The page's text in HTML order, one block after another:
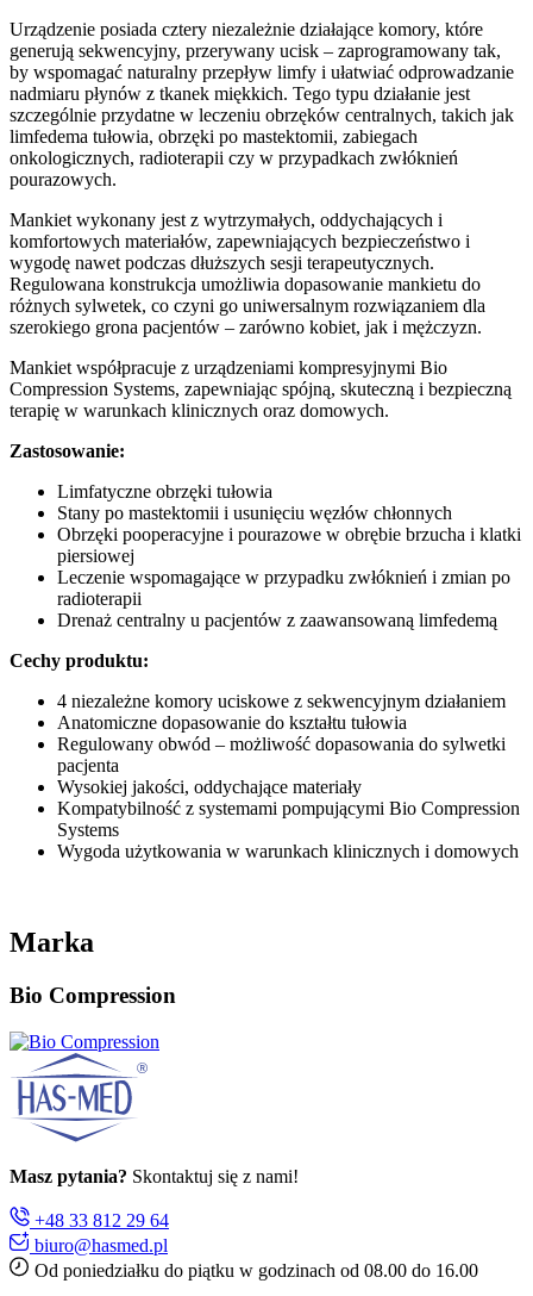
Urządzenie posiada cztery niezależnie działające komory, które
generują sekwencyjny, przerywany ucisk – zaprogramowany tak,
by wspomagać naturalny przepływ limfy i ułatwiać odprowadzanie
nadmiaru płynów z tkanek miękkich. Tego typu działanie jest
szczególnie przydatne w leczeniu obrzęków centralnych, takich jak
limfedema tułowia, obrzęki po mastektomii, zabiegach
onkologicznych, radioterapii czy w przypadkach zwłóknień
pourazowych.
Mankiet wykonany jest z wytrzymałych, oddychających i
komfortowych materiałów, zapewniających bezpieczeństwo i
wygodę nawet podczas dłuższych sesji terapeutycznych.
Regulowana konstrukcja umożliwia dopasowanie mankietu do
różnych sylwetek, co czyni go uniwersalnym rozwiązaniem dla
szerokiego grona pacjentów – zarówno kobiet, jak i mężczyzn.
Mankiet współpracuje z urządzeniami kompresyjnymi Bio
Compression Systems, zapewniając spójną, skuteczną i bezpieczną
terapię w warunkach klinicznych oraz domowych.
Zastosowanie:
Limfatyczne obrzęki tułowia
Stany po mastektomii i usunięciu węzłów chłonnych
Obrzęki pooperacyjne i pourazowe w obrębie brzucha i klatki
piersiowej
Leczenie wspomagające w przypadku zwłóknień i zmian po
radioterapii
Drenaż centralny u pacjentów z zaawansowaną limfedemą
Cechy produktu:
4 niezależne komory uciskowe z sekwencyjnym działaniem
Anatomiczne dopasowanie do kształtu tułowia
Regulowany obwód – możliwość dopasowania do sylwetki
pacjenta
Wysokiej jakości, oddychające materiały
Kompatybilność z systemami pompującymi Bio Compression
Systems
Wygoda użytkowania w warunkach klinicznych i domowych
Marka
Bio Compression
Masz pytania? Skontaktuj się z nami!
+48 33 812 29 64
biuro@hasmed.pl
Od poniedziałku do piątku w godzinach od 08.00 do 16.00